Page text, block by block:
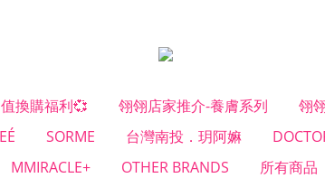
換購福利💞 翎翎店家推介-養膚系列 翎
SORME 台灣南投．玥阿嫲
MMIRACLE+ OTHER BRANDS 所有商品